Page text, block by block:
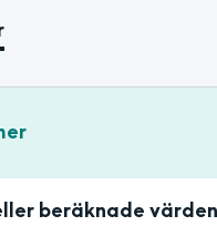
beräknade